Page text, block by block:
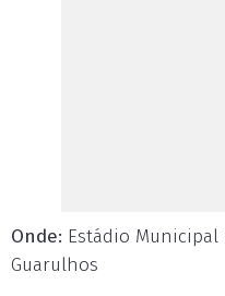
Onde: Estádio
Guarulhos